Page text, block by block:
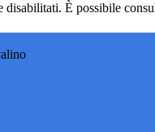
disabilitati. È possibile